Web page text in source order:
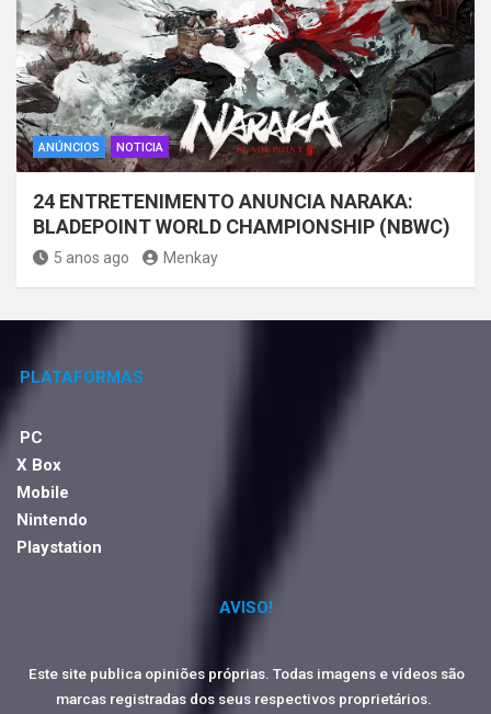
ANÚNCIOS NOTICIA
24 ENTRETENIMENTO ANUNCIA NARAKA:
BLADEPOINT WORLD CHAMPIONSHIP (NBWC)
5 anos ago Menkay
PLATAFORMAS
PC
X Box
Mobile
Nintendo
Playstation
AVISO!
Este site publica opiniões próprias. Todas imagens e vídeos são
marcas registradas dos seus respectivos proprietários.